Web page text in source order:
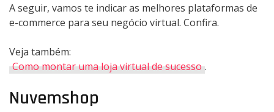
A seguir, vamos te indicar as melhores plataformas de
e-commerce para seu negócio virtual. Confira.
Veja também:
Como montar uma loja virtual de sucesso .
Nuvemshop